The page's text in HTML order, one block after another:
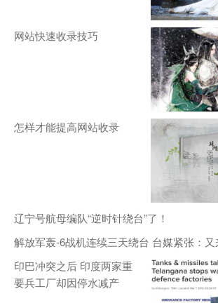
网站快速收录技巧
怎样才能提高网站收录
辽宁号航母编队“逆时针绕台”了！
解放军轰-6战机连续三天绕台 台媒紧张：又
印巴冲突之后 印度两家重
要兵工厂却因停水减产